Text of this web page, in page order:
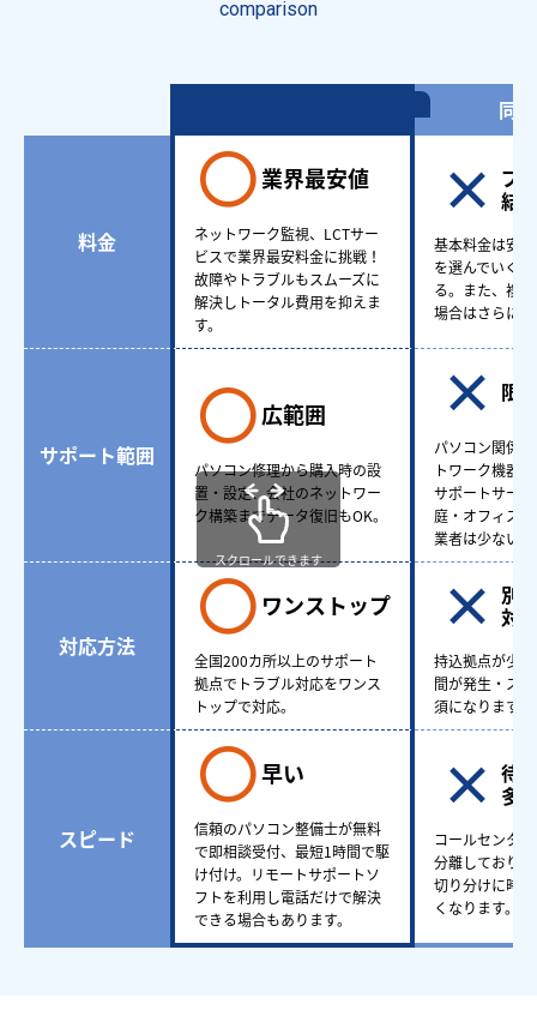
comparison
同
料金
業界最安値
ネットワーク監視、LCTサー
ビスで業界最安料金に挑戦！
故障やトラブルもスムーズに
解決しトータル費用を抑えま
す。
プ
結
基本料金は安
を選んでいく
る。また、複
場合はさらに
サポート範囲
広範囲
パソコン修理から購入時の設
置・設定、会社のネットワー
ク構築までデータ復旧もOK。
限
パソコン関係
トワーク機器
サポートサー
庭・オフィス
業者は少ない。
対応方法
ワンストップ
全国200カ所以上のサポート
拠点でトラブル対応をワンス
トップで対応。
別
対
持込拠点が少
間が発生・ス
須になります。
スピード
早い
信頼のパソコン整備士が無料
で即相談受付、最短1時間で駆
け付け。リモートサポートソ
フトを利用し電話だけで解決
できる場合もあります。
待
多
コールセンタ
分離しており
切り分けに時
くなります。
スクロールできます